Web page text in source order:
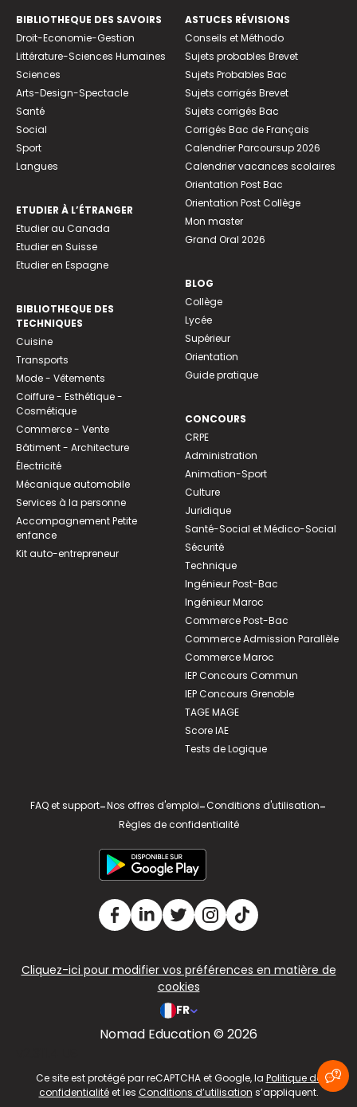
BIBLIOTHEQUE DES SAVOIRS
Droit-Economie-Gestion
Littérature-Sciences Humaines
Sciences
Arts-Design-Spectacle
Santé
Social
Sport
Langues
ETUDIER À L’ÉTRANGER
Etudier au Canada
Etudier en Suisse
Etudier en Espagne
BIBLIOTHEQUE DES
TECHNIQUES
Cuisine
Transports
Mode - Vêtements
Coiffure - Esthétique -
Cosmétique
Commerce - Vente
Bâtiment - Architecture
Électricité
Mécanique automobile
Services à la personne
Accompagnement Petite
enfance
Kit auto-entrepreneur
ASTUCES RÉVISIONS
Conseils et Méthodo
Sujets probables Brevet
Sujets Probables Bac
Sujets corrigés Brevet
Sujets corrigés Bac
Corrigés Bac de Français
Calendrier Parcoursup 2026
Calendrier vacances scolaires
Orientation Post Bac
Orientation Post Collège
Mon master
Grand Oral 2026
BLOG
Collège
Lycée
Supérieur
Orientation
Guide pratique
CONCOURS
CRPE
Administration
Animation-Sport
Culture
Juridique
Santé-Social et Médico-Social
Sécurité
Technique
Ingénieur Post-Bac
Ingénieur Maroc
Commerce Post-Bac
Commerce Admission Parallèle
Commerce Maroc
IEP Concours Commun
IEP Concours Grenoble
TAGE MAGE
Score IAE
Tests de Logique
FAQ et support-Nos offres d'emploi-Conditions d'utilisation-
Règles de confidentialité
Cliquez-ici pour modifier vos préférences en matière de
cookies
FR
Nomad Education © 2026
Ce site est protégé par reCAPTCHA et Google, la Politique de
confidentialitéet les Conditions d’utilisation s’appliquent.